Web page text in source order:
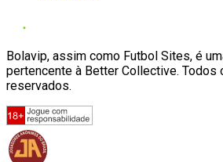
Bolavip, assim como Futbol Sites, é
pertencente à Better Collective. Todos
reservados.